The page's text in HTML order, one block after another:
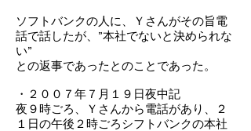
ソフトバンクの人に、Ｙさんがその旨電
話で話したが、”本社でないと決められな
い”
との返事であったとのことであった。
・２００７年７月１９日夜中記
夜９時ごろ、Ｙさんから電話があり、２
１日の午後２時ごろシフトバンクの本社